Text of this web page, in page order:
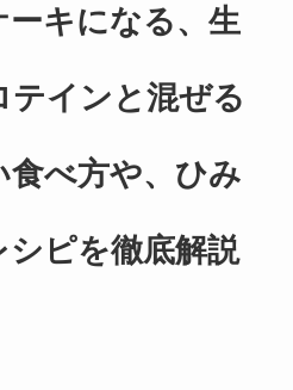
キになる、生
テインと混ぜる
べ方や、ひみ
シピを徹底解説